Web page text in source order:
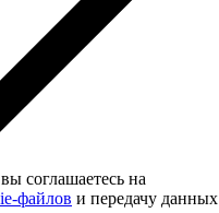
соглашаетесь на
файлов и передачу данных